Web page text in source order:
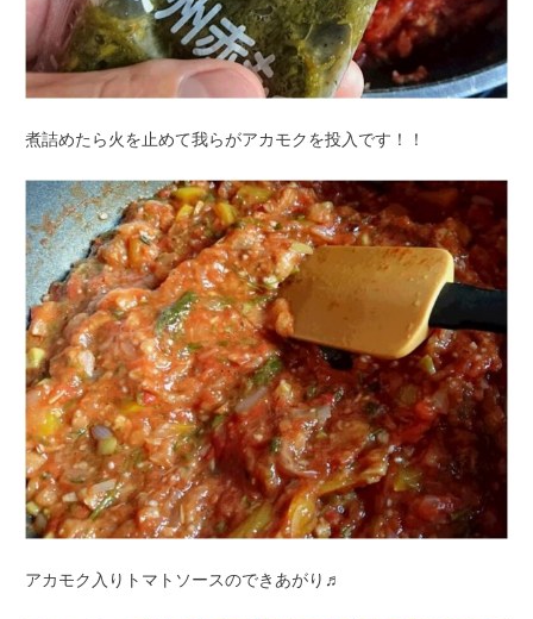
煮詰めたら火を止めて我らがアカモクを投入です！！
アカモク入りトマトソースのできあがり♬